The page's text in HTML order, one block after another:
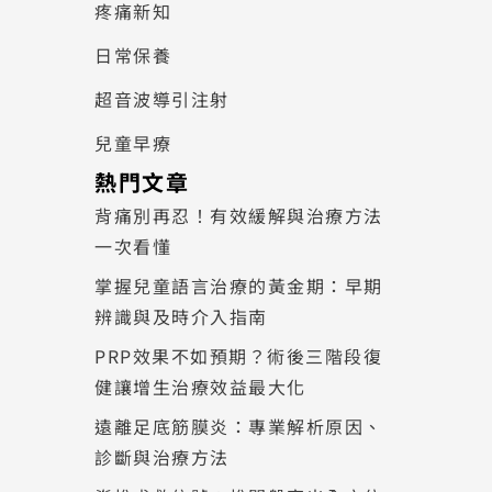
疼痛新知
日常保養
超音波導引注射
兒童早療
熱門文章
背痛別再忍！有效緩解與治療方法
一次看懂
掌握兒童語言治療的黃金期：早期
辨識與及時介入指南
PRP效果不如預期？術後三階段復
健讓增生治療效益最大化
遠離足底筋膜炎：專業解析原因、
診斷與治療方法